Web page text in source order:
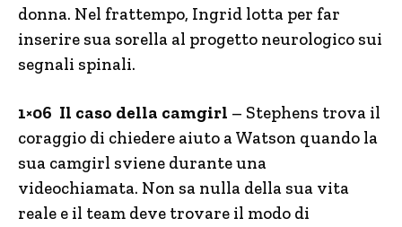
donna. Nel frattempo, Ingrid lotta per far
inserire sua sorella al progetto neurologico sui
segnali spinali.
1×06 Il caso della camgirl – Stephens trova il
coraggio di chiedere aiuto a Watson quando la
sua camgirl sviene durante una
videochiamata. Non sa nulla della sua vita
reale e il team deve trovare il modo di